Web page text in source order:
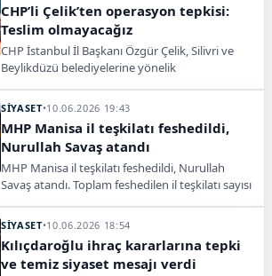
açıklıyorlar” dedi.
CHP’li Çelik’ten operasyon tepkisi:
Teslim olmayacağız
CHP İstanbul İl Başkanı Özgür Çelik, Silivri ve
Beylikdüzü belediyelerine yönelik
korku ülkesi yapmak isteyenlere teslim
SİYASET•10.06.2026 19:43
MHP Manisa il teşkilatı feshedildi,
Nurullah Savaş atandı
MHP Manisa il teşkilatı feshedildi, Nurullah
Savaş atandı. Toplam feshedilen il teşkilatı sayısı
SİYASET•10.06.2026 18:54
Kılıçdaroğlu ihraç kararlarına tepki
ve temiz siyaset mesajı verdi